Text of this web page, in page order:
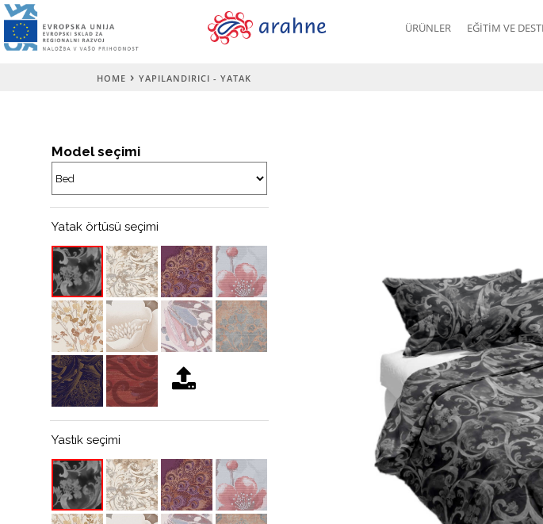
ÜRÜNLER EĞITIM VE
HOME YAPILANDIRICI - YATAK
Model seçimi
Yatak örtüsü seçimi
Yastık seçimi